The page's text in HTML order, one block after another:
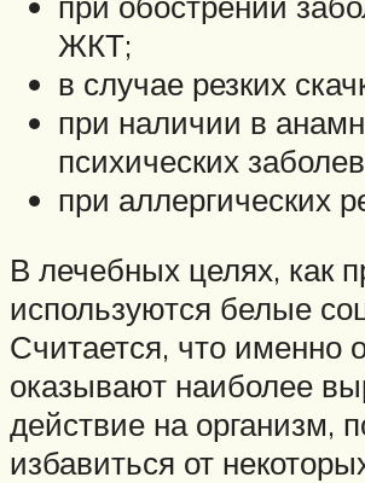
ЖКТ;
в случае резких
при наличии в
психических
при аллергических
В лечебных целях, как
используются белые
Считается, что именно
оказывают наиболее
действие на организм,
избавиться от